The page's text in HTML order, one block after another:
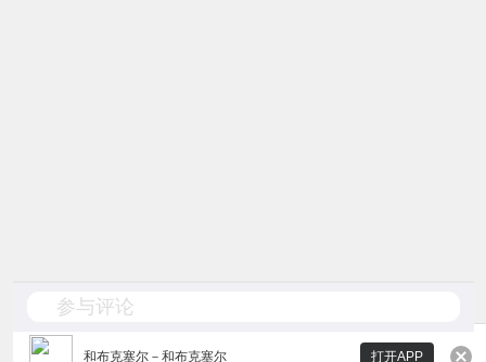
参与评论
和布克塞尔－ 和布克塞尔 打开APP